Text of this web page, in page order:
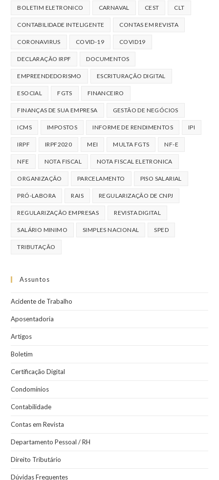
BOLETIM ELETRONICO CARNAVAL CEST CLT
CONTABILIDADE INTELIGENTE CONTAS EM REVISTA
CORONAVIRUS COVID-19 COVID19
DECLARAÇÃO IRPF DOCUMENTOS
EMPREENDEDORISMO ESCRITURAÇÃO DIGITAL
ESOCIAL FGTS FINANCEIRO
FINANÇAS DE SUA EMPRESA GESTÃO DE NEGÓCIOS
ICMS IMPOSTOS INFORME DE RENDIMENTOS IPI
IRPF IRPF2020 MEI MULTA FGTS NF-E
NFE NOTA FISCAL NOTA FISCAL ELETRONICA
ORGANIZAÇÃO PARCELAMENTO PISO SALARIAL
PRÓ-LABORA RAIS REGULARIZAÇÃO DE CNPJ
REGULARIZAÇÃO EMPRESAS REVISTA DIGITAL
SALÁRIO MINIMO SIMPLES NACIONAL SPED
TRIBUTAÇÃO
Assuntos
Acidente de Trabalho
Aposentadoria
Artigos
Boletim
Certificação Digital
Condomínios
Contabilidade
Contas em Revista
Departamento Pessoal / RH
Direito Tributário
Dúvidas Frequentes